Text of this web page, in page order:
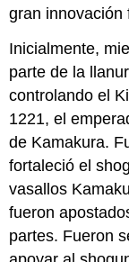
gran innovación
Inicialmente,
parte de la
controlando el
1221, el
de Kamakura.
fortaleció el
vasallos
fueron
partes. Fueron